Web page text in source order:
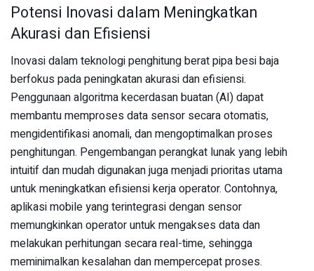
Potensi Inovasi dalam Meningkatkan
Akurasi dan Efisiensi
Inovasi dalam teknologi penghitung berat pipa besi baja
berfokus pada peningkatan akurasi dan efisiensi.
Penggunaan algoritma kecerdasan buatan (AI) dapat
membantu memproses data sensor secara otomatis,
mengidentifikasi anomali, dan mengoptimalkan proses
penghitungan. Pengembangan perangkat lunak yang lebih
intuitif dan mudah digunakan juga menjadi prioritas utama
untuk meningkatkan efisiensi kerja operator. Contohnya,
aplikasi mobile yang terintegrasi dengan sensor
memungkinkan operator untuk mengakses data dan
melakukan perhitungan secara real-time, sehingga
meminimalkan kesalahan dan mempercepat proses.